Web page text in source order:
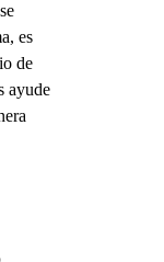
es
de
ayude